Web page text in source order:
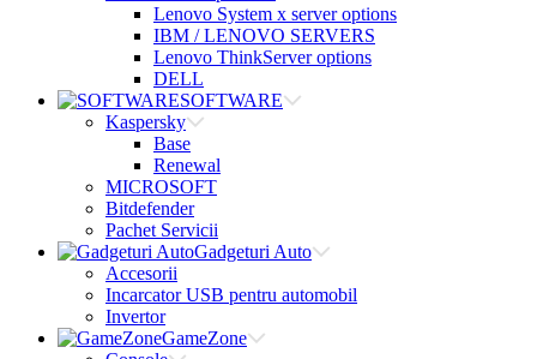
Lenovo System x server options
IBM / LENOVO SERVERS
Lenovo ThinkServer options
DELL
SOFTWARE
Kaspersky
Base
Renewal
MICROSOFT
Bitdefender
Pachet Servicii
Gadgeturi Auto
Accesorii
Incarcator USB pentru automobil
Invertor
GameZone